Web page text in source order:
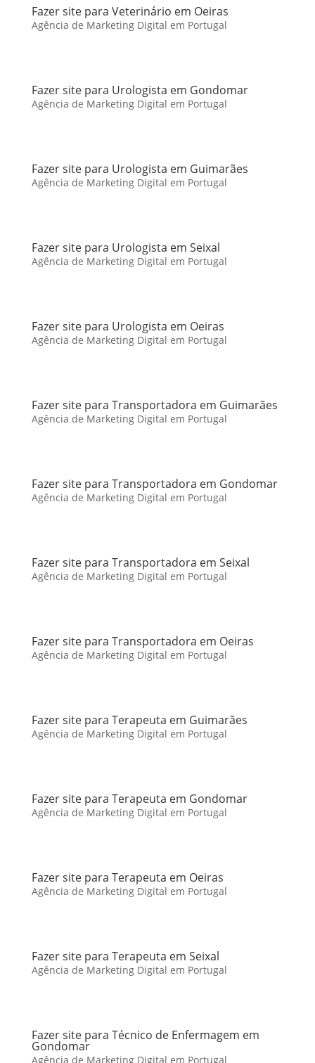
Fazer site para Veterinário em Oeiras
Agência de Marketing Digital em Portugal
Fazer site para Urologista em Gondomar
Agência de Marketing Digital em Portugal
Fazer site para Urologista em Guimarães
Agência de Marketing Digital em Portugal
Fazer site para Urologista em Seixal
Agência de Marketing Digital em Portugal
Fazer site para Urologista em Oeiras
Agência de Marketing Digital em Portugal
Fazer site para Transportadora em Guimarães
Agência de Marketing Digital em Portugal
Fazer site para Transportadora em Gondomar
Agência de Marketing Digital em Portugal
Fazer site para Transportadora em Seixal
Agência de Marketing Digital em Portugal
Fazer site para Transportadora em Oeiras
Agência de Marketing Digital em Portugal
Fazer site para Terapeuta em Guimarães
Agência de Marketing Digital em Portugal
Fazer site para Terapeuta em Gondomar
Agência de Marketing Digital em Portugal
Fazer site para Terapeuta em Oeiras
Agência de Marketing Digital em Portugal
Fazer site para Terapeuta em Seixal
Agência de Marketing Digital em Portugal
Fazer site para Técnico de Enfermagem em
Gondomar
Agência de Marketing Digital em Portugal